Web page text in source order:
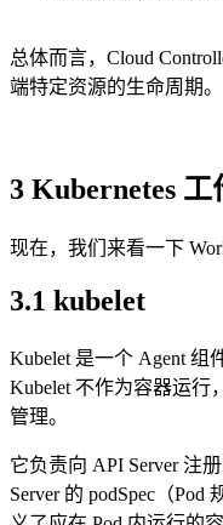
总体而言，Cloud
端特定资源的生命周期。
3 Kubernetes
现在，我们来看一下
3.1 kubelet
Kubelet 是一个 Agent 组
Kubelet 不作为容器运行
管理。
它负责向 API Server 注
Server 的 podSpec（Pod